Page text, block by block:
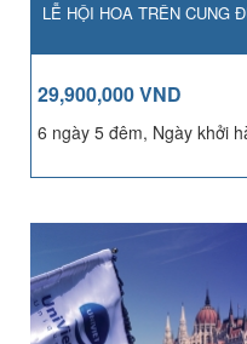
LỄ HỘI HOA TRÊN CUNG
29,900,000 VND
6 ngày 5 đêm, Ngày khởi